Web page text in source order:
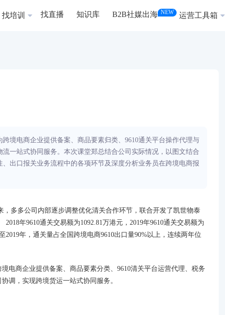
找培训 找直播 知识库 B2B社媒出海 NEW 运营工具箱
境电商企业提供备案、商品要素归类、9610通关平台操作代理与
一站式协同服务。本次课堂郑总结合公司实际情况，以图文结合
出口报关业务流程中的各项环节及深度分析业务员在跨境电商报
多多公司内部逐步调整优化清关合作环节，联合开发了凯世物泰
年9610通关交易额为1092.81万港元，2019年9610通关交易额为
2019年，通关量占全国跨境电商9610出口量90%以上，连续两年位
电商企业提供备案、商品要素分类、9610清关平台运营代理、税务
协调，实现跨境货运一站式协同服务。